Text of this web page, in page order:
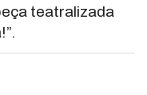
teatralizada